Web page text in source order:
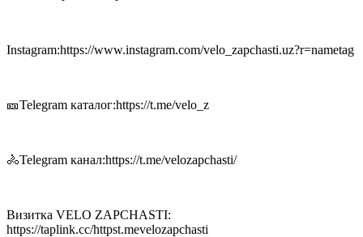
Instagram:https://www.instagram.com/velo_zapchasti.uz?r=nametag
🎫Telegram каталог:https://t.me/velo_z
🚴Telegram канал:https://t.me/velozapchasti/
Визитка VELO ZAPCHASTI:
https://taplink.cc/httpst.mevelozapchasti